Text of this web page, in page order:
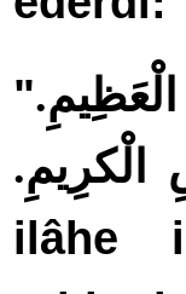
"الْعَظِيمِ.
الْكرِيمِ.
ilâhe